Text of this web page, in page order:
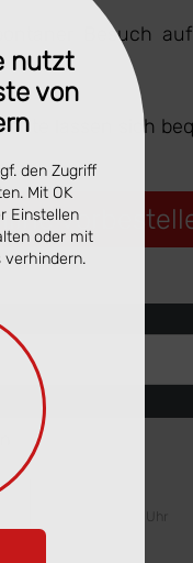
Besuch
lassen sich
Deine eMail Adresse
12:00 - 22:00 Uhr
nutzt
von
den Zugriff
Mit OK
Einstellen
oder mit
verhindern.